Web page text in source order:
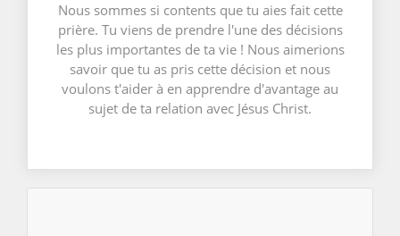
Nous sommes si contents que tu aies fait cette
prière. Tu viens de prendre l'une des décisions
les plus importantes de ta vie ! Nous aimerions
savoir que tu as pris cette décision et nous
voulons t'aider à en apprendre d'avantage au
sujet de ta relation avec Jésus Christ.